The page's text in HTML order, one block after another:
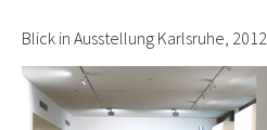
Blick in Ausstellung Karlsruhe, 2012